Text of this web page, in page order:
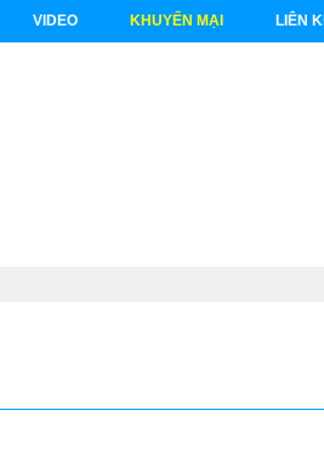
VIDEO KHUYẾN MẠI LIÊN